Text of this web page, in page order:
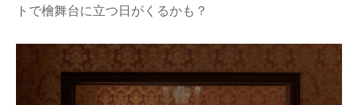
トで檜舞台に立つ日がくるかも？